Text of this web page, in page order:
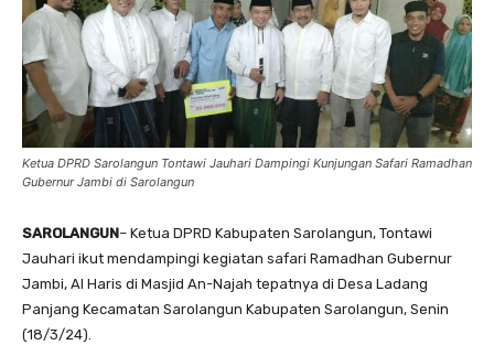
Ketua DPRD Sarolangun Tontawi Jauhari Dampingi Kunjungan Safari Ramadhan
Gubernur Jambi di Sarolangun
SAROLANGUN– Ketua DPRD Kabupaten Sarolangun, Tontawi
Jauhari ikut mendampingi kegiatan safari Ramadhan Gubernur
Jambi, Al Haris di Masjid An-Najah tepatnya di Desa Ladang
Panjang Kecamatan Sarolangun Kabupaten Sarolangun, Senin
(18/3/24).